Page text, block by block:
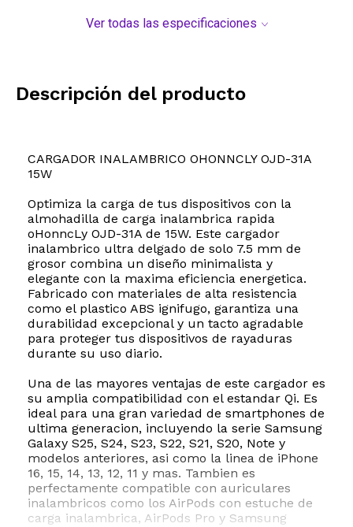
Ver todas las especificaciones
Descripción del producto
CARGADOR INALAMBRICO OHONNCLY OJD-31A
15W
Optimiza la carga de tus dispositivos con la
almohadilla de carga inalambrica rapida
oHonncLy OJD-31A de 15W. Este cargador
inalambrico ultra delgado de solo 7.5 mm de
grosor combina un diseño minimalista y
elegante con la maxima eficiencia energetica.
Fabricado con materiales de alta resistencia
como el plastico ABS ignifugo, garantiza una
durabilidad excepcional y un tacto agradable
para proteger tus dispositivos de rayaduras
durante su uso diario.
Una de las mayores ventajas de este cargador es
su amplia compatibilidad con el estandar Qi. Es
ideal para una gran variedad de smartphones de
ultima generacion, incluyendo la serie Samsung
Galaxy S25, S24, S23, S22, S21, S20, Note y
modelos anteriores, asi como la linea de iPhone
16, 15, 14, 13, 12, 11 y mas. Tambien es
perfectamente compatible con auriculares
inalambricos como los AirPods con estuche de
carga inalambrica, AirPods Pro y Samsung